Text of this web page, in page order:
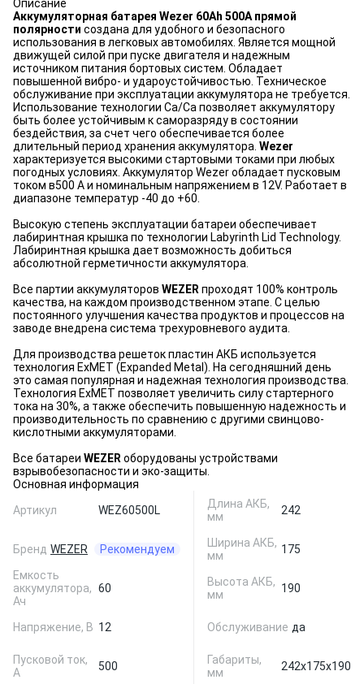
Описание
Аккумуляторная батарея Wezer 60Ah 500A прямой
полярности создана для удобного и безопасного
использования в легковых автомобилях. Является мощной
движущей силой при пуске двигателя и надежным
источником питания бортовых систем. Обладает
повышенной вибро- и удароустойчивостью. Техническое
обслуживание при эксплуатации аккумулятора не требуется.
Использование технологии Ca/Ca позволяет аккумулятору
быть более устойчивым к саморазряду в состоянии
бездействия, за счет чего обеспечивается более
длительный период хранения аккумулятора. Wezer
характеризуется высокими стартовыми токами при любых
погодных условиях. Аккумулятор Wezer обладает пусковым
током в500 А и номинальным напряжением в 12V. Работает в
диапазоне температур -40 до +60.
Высокую степень эксплуатации батареи обеспечивает
лабиринтная крышка по технологии Labyrinth Lid Technology.
Лабиринтная крышка дает возможность добиться
абсолютной герметичности аккумулятора.
Все партии аккумуляторов WEZER проходят 100% контроль
качества, на каждом производственном этапе. С целью
постоянного улучшения качества продуктов и процессов на
заводе внедрена система трехуровневого аудита.
Для производства решеток пластин АКБ используется
технология ExMET (Expanded Metal). На сегодняшний день
это самая популярная и надежная технология производства.
Технология ExMET позволяет увеличить силу стартерного
тока на 30%, а также обеспечить повышенную надежность и
производительность по сравнению с другими свинцово-
кислотными аккумуляторами.
Все батареи WEZER оборудованы устройствами
взрывобезопасности и эко-защиты.
Основная информация
Артикул
WEZ60500L
Бренд WEZER
Рекомендуем
Емкость
аккумулятора,
Ач
60
Напряжение, В 12
Пусковой ток,
А
500
Длина АКБ,
мм
242
Ширина АКБ,
мм
175
Высота АКБ,
мм
190
Обслуживание да
Габариты,
мм
242x175x190